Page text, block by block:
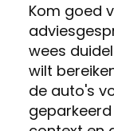
Kom goed
wees
wilt
de auto's